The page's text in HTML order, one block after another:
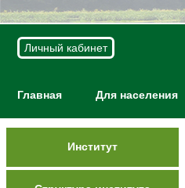
Личный кабинет
Главная Для населения
Институт